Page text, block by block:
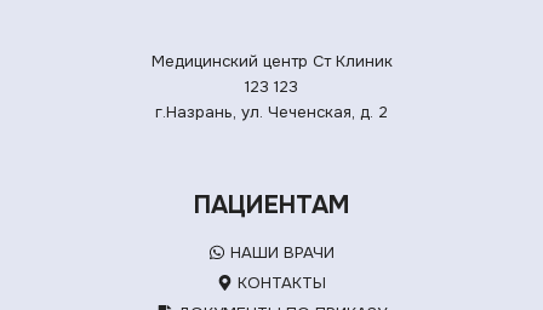
Медицинский центр Ст Клиник
123 123
г.Назрань, ул. Чеченская, д. 2
ПАЦИЕНТАМ
НАШИ ВРАЧИ
КОНТАКТЫ